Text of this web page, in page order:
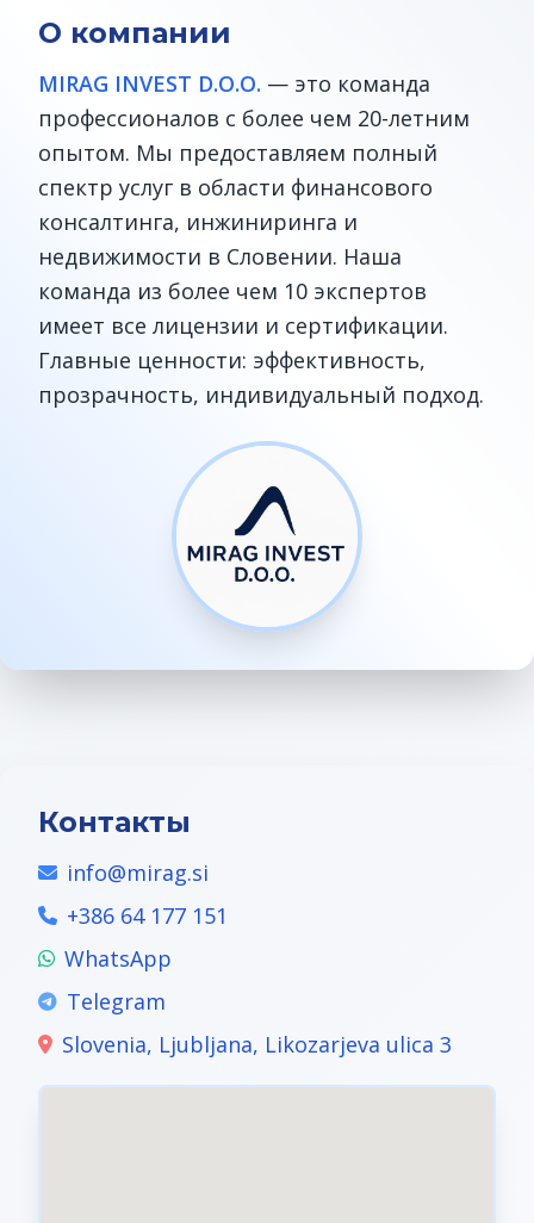
О компании
MIRAG INVEST D.O.O. — это команда
профессионалов с более чем 20-летним
опытом. Мы предоставляем полный
спектр услуг в области финансового
консалтинга, инжиниринга и
недвижимости в Словении. Наша
команда из более чем 10 экспертов
имеет все лицензии и сертификации.
Главные ценности: эффективность,
прозрачность, индивидуальный подход.
Контакты
info@mirag.si
+386 64 177 151
WhatsApp
Telegram
Slovenia, Ljubljana, Likozarjeva ulica 3